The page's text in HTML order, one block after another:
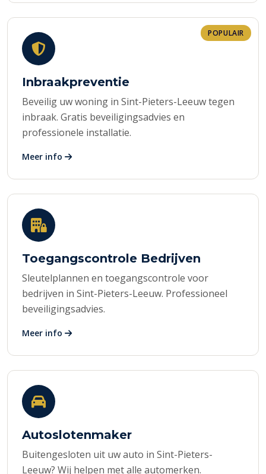
POPULAIR
Inbraakpreventie
Beveilig uw woning in Sint-Pieters-Leeuw tegen
inbraak. Gratis beveiligingsadvies en
professionele installatie.
Meer info
Toegangscontrole Bedrijven
Sleutelplannen en toegangscontrole voor
bedrijven in Sint-Pieters-Leeuw. Professioneel
beveiligingsadvies.
Meer info
Autoslotenmaker
Buitengesloten uit uw auto in Sint-Pieters-
Leeuw? Wij helpen met alle automerken.